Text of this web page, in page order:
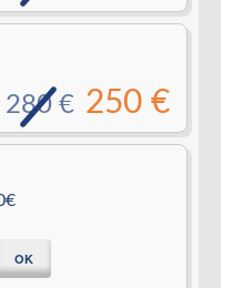
250 €
280 €
OK